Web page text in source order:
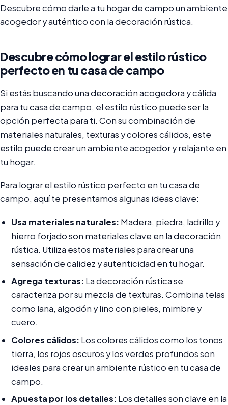
Descubre cómo darle a tu hogar de campo un ambiente
acogedor y auténtico con la decoración rústica.
Descubre cómo lograr el estilo rústico
perfecto en tu casa de campo
Si estás buscando una decoración acogedora y cálida
para tu casa de campo, el estilo rústico puede ser la
opción perfecta para ti. Con su combinación de
materiales naturales, texturas y colores cálidos, este
estilo puede crear un ambiente acogedor y relajante en
tu hogar.
Para lograr el estilo rústico perfecto en tu casa de
campo, aquí te presentamos algunas ideas clave:
Usa materiales naturales: Madera, piedra, ladrillo y
hierro forjado son materiales clave en la decoración
rústica. Utiliza estos materiales para crear una
sensación de calidez y autenticidad en tu hogar.
Agrega texturas: La decoración rústica se
caracteriza por su mezcla de texturas. Combina telas
como lana, algodón y lino con pieles, mimbre y
cuero.
Colores cálidos: Los colores cálidos como los tonos
tierra, los rojos oscuros y los verdes profundos son
ideales para crear un ambiente rústico en tu casa de
campo.
Apuesta por los detalles: Los detalles son clave en la